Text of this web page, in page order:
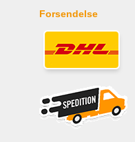
Forsendelse